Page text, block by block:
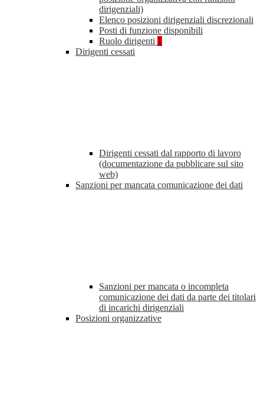
dirigenziali)
Elenco posizioni dirigenziali discrezionali
Posti di funzione disponibili
Ruolo dirigenti 1
Dirigenti cessati
Dirigenti cessati dal rapporto di lavoro
(documentazione da pubblicare sul sito
web)
Sanzioni per mancata comunicazione dei dati
Sanzioni per mancata o incompleta
comunicazione dei dati da parte dei titolari
di incarichi dirigenziali
Posizioni organizzative